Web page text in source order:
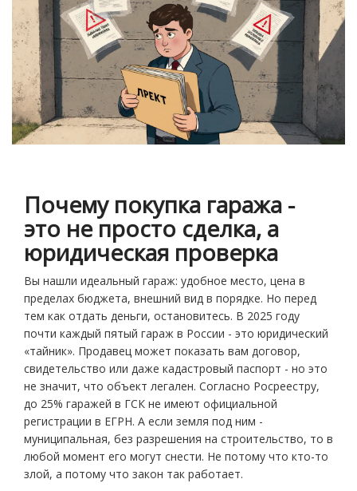
Почему покупка гаража -
это не просто сделка, а
юридическая проверка
Вы нашли идеальный гараж: удобное место, цена в
пределах бюджета, внешний вид в порядке. Но перед
тем как отдать деньги, остановитесь. В 2025 году
почти каждый пятый гараж в России - это юридический
«тайник». Продавец может показать вам договор,
свидетельство или даже кадастровый паспорт - но это
не значит, что объект легален. Согласно Росреестру,
до 25% гаражей в ГСК не имеют официальной
регистрации в ЕГРН. А если земля под ним -
муниципальная, без разрешения на строительство, то в
любой момент его могут снести. Не потому что кто-то
злой, а потому что закон так работает.